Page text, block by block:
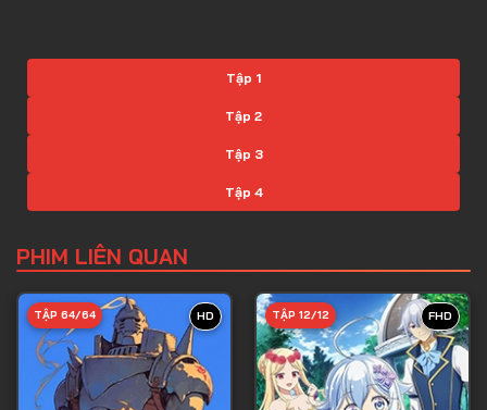
Tập 1
Tập 2
Tập 3
Tập 4
Tập 6
Tập 7
Tập 8
Tập 9
PHIM LIÊN QUAN
HD
TẬP 64/64 FHD
TẬP 12/12